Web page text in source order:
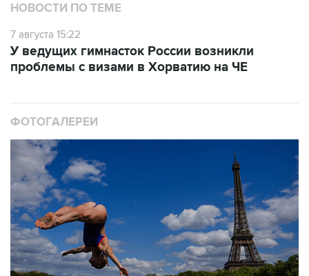
НОВОСТИ ПО ТЕМЕ
7 августа 15:22
У ведущих гимнасток России возникли
проблемы с визами в Хорватию на ЧЕ
ФОТОГАЛЕРЕИ